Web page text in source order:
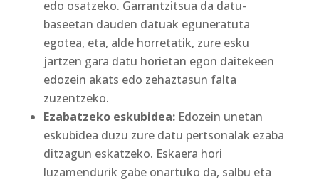
edo osatzeko. Garrantzitsua da datu-
baseetan dauden datuak eguneratuta
egotea, eta, alde horretatik, zure esku
jartzen gara datu horietan egon daitekeen
edozein akats edo zehaztasun falta
zuzentzeko.
Ezabatzeko eskubidea:Edozein unetan
eskubidea duzu zure datu pertsonalak ezaba
ditzagun eskatzeko. Eskaera hori
luzamendurik gabe onartuko da, salbu eta